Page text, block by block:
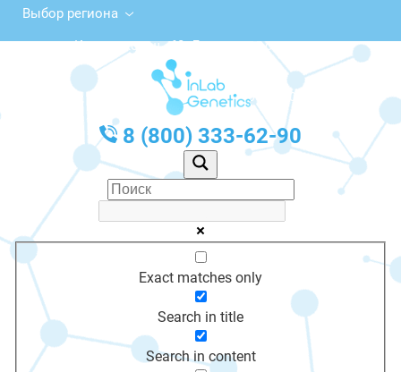
Выбор региона
Каширское ш., 60, Домодедово
с 10:00 до 20:00
График работы: Пн-Пт с 10:00 до 20:00
8 (800) 333-62-90
Exact matches only
Search in title
Search in content